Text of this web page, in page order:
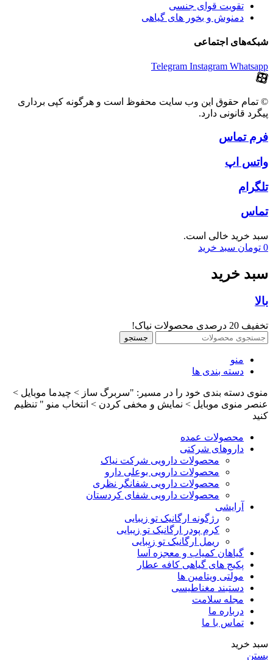
تقویت قوای جنسی
دمنوش و بخور های گیاهی
شبکه‌های اجتماعی
Telegram Instagram Whatsapp
© تمام حقوق این وب سایت محفوظ است و هرگونه کپی برداری
پیگرد قانونی دارد.
فرم تماس
واتس اپ
تلگرام
تماس
سبد خرید خالی است.
0 تومان سبد خرید
سبد خرید
بالا
تخفیف 20 درصدی محصولات نیاک!
جستجو
منو
دسته بندی ها
منوی دسته بندی خود را در مسیر: "سربرگ ساز > چیدما موبایل >
عنصر منوی موبایل > نمایش و مخفی کردن > انتخاب منو " تنظیم
کنید
محصولات عمده
داروهای شرکتی
محصولات دارویی شرکت نیاک
محصولات دارویی بوعلی دارو
محصولات دارویی شفانگر نظری
محصولات دارویی شفای کردستان
آرایشی
رژگونه ارگانیک تو زیبایی
کرم پودر ارگانیک تو زیبایی
ریمل ارگانیک تو زیبایی
گیاهان کمیاب و معجزه آسا
پکیج های گیاهی کافه عطار
مولتی ویتامین ها
دستبند مغناطیسی
مجله سلامت
درباره ما
تماس با ما
سبد خرید
بستن